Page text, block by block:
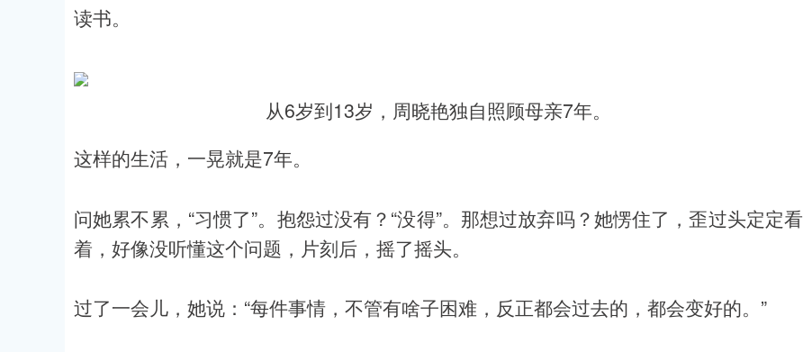
读书。
从6岁到13岁，周晓艳独自照顾母亲7年。
这样的生活，一晃就是7年。
问她累不累，“习惯了”。抱怨过没有？“没得”。那想过放弃吗？她愣住了，歪过头定定看
着，好像没听懂这个问题，片刻后，摇了摇头。
过了一会儿，她说：“每件事情，不管有啥子困难，反正都会过去的，都会变好的。”